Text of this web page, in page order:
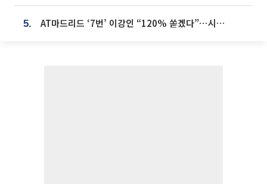
5. AT마드리드 ‘7번’ 이강인 “120% 쏟겠다”⋯시메오네 감독 “필요한 선수”